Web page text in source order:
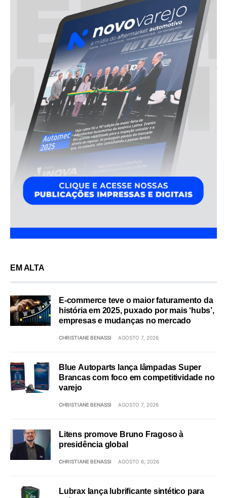
EM ALTA
E-commerce teve o maior faturamento da
história em 2025, puxado por mais ‘hubs’,
empresas e mudanças no mercado
CHRISTIANE BENASSI AGOSTO 7, 2026
Blue Autoparts lança lâmpadas Super
Brancas com foco em competitividade no
varejo
CHRISTIANE BENASSI AGOSTO 7, 2026
Litens promove Bruno Fragoso à
presidência global
CHRISTIANE BENASSI AGOSTO 6, 2026
Lubrax lança lubrificante sintético para